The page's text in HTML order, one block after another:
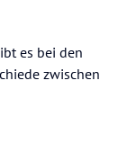
es bei den
zwischen